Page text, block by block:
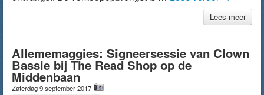
Lees meer
Allememaggies: Signeersessie van Clown
Bassie bij The Read Shop op de
Middenbaan
Zaterdag 9 september 2017